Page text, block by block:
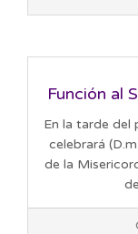
Función al
En la tarde del
celebrará
de la